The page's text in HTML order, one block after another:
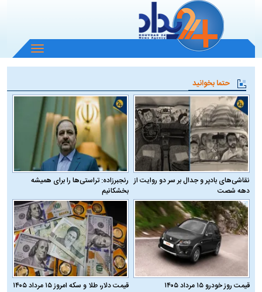
باز
و
منو
حتما بخوانید
نقاشی‌های بادپر و جدال بر سر دو روایت از
دهه شصت
رنجبرزاده: تراستی‌ها را برای همیشه
بخشکانیم
قیمت روز خودرو ۱۵ مرداد ۱۴۰۵
قیمت دلار، طلا و سکه امروز ۱۵ مرداد ۱۴۰۵